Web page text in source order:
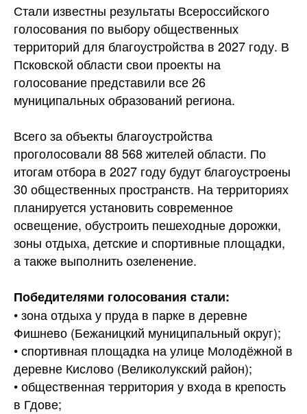
Стали известны результаты Всероссийского
голосования по выбору общественных
территорий для благоустройства в 2027 году. В
Псковской области свои проекты на
голосование представили все 26
муниципальных образований региона.
Всего за объекты благоустройства
проголосовали 88 568 жителей области. По
итогам отбора в 2027 году будут благоустроены
30 общественных пространств. На территориях
планируется установить современное
освещение, обустроить пешеходные дорожки,
зоны отдыха, детские и спортивные площадки,
а также выполнить озеленение.
Победителями голосования стали:
• зона отдыха у пруда в парке в деревне
Фишнево (Бежаницкий муниципальный округ);
• спортивная площадка на улице Молодёжной в
деревне Кислово (Великолукский район);
• общественная территория у входа в крепость
в Гдове;